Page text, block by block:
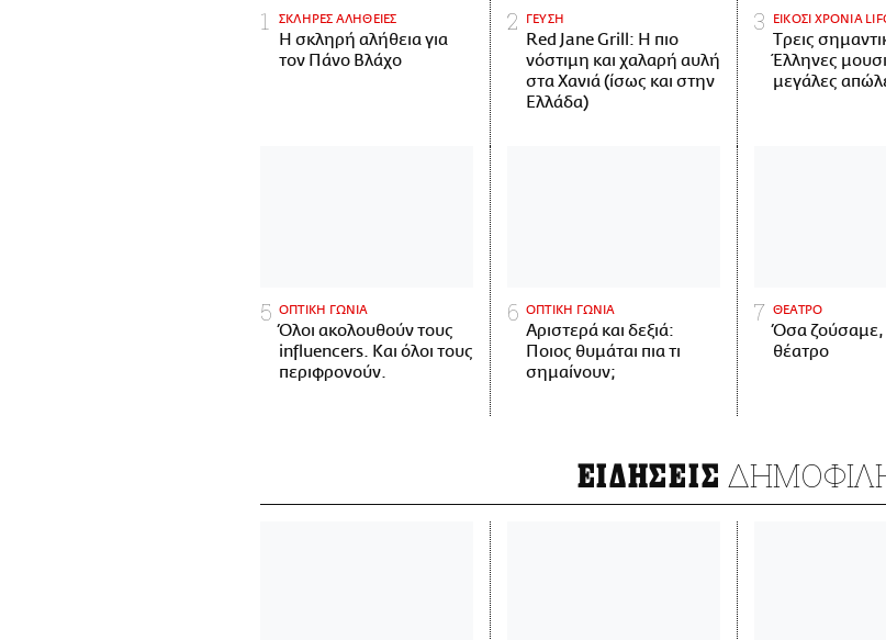
ΣΚΛΗΡΕΣ ΑΛΗΘΕΙΕΣ
H σκληρή αλήθεια για
τον Πάνο Βλάχο
ΓΕΥΣΗ
Red Jane Grill: Η πιο
νόστιμη και χαλαρή αυλή
στα Χανιά (ίσως και στην
Ελλάδα)
ΕΙΚΟΣΙ ΧΡΟΝΙΑ
Tρεις
Έλληνες
μεγάλες
ΟΠΤΙΚΗ ΓΩΝΙΑ
Όλοι ακολουθούν τους
influencers. Και όλοι τους
περιφρονούν.
ΟΠΤΙΚΗ ΓΩΝΙΑ
Αριστερά και δεξιά:
Ποιος θυμάται πια τι
σημαίνουν;
ΘΕΑΤΡΟ
Όσα ζούσαμε,
θέατρο
ΕΙΔΗΣΕΙΣ